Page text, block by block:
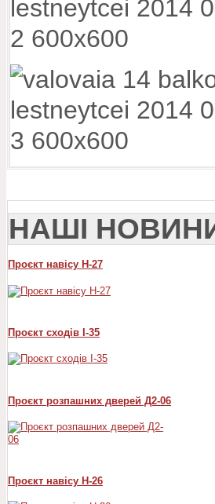
НАШІ
Проєкт навісу Н-27
Проєкт сходів I-35
Проєкт розпашних дверей Д2-06
Проєкт навісу Н-26